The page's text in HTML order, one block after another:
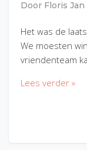
Door Floris
Het was de
We moesten
vriendenteam
Lees verder »